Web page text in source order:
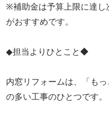
※補助金は予算上限に達し
がおすすめです。
◆担当よりひとこと◆
内窓リフォームは、「も
の多い工事のひとつです。